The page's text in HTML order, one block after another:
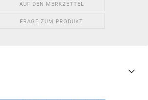
AUF DEN MERKZETTEL
FRAGE ZUM PRODUKT